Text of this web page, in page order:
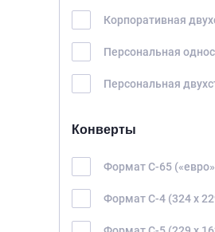
Корпоративная
Персональная
Персональная
Конверты
Формат С-65
Формат С-4 (324 х